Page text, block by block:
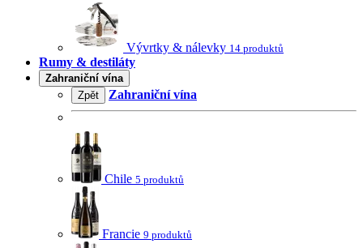
Vývrtky & nálevky 14 produktů
Rumy & destiláty
Zahraniční vína
Zpět
Zahraniční vína
Chile 5 produktů
Francie 9 produktů